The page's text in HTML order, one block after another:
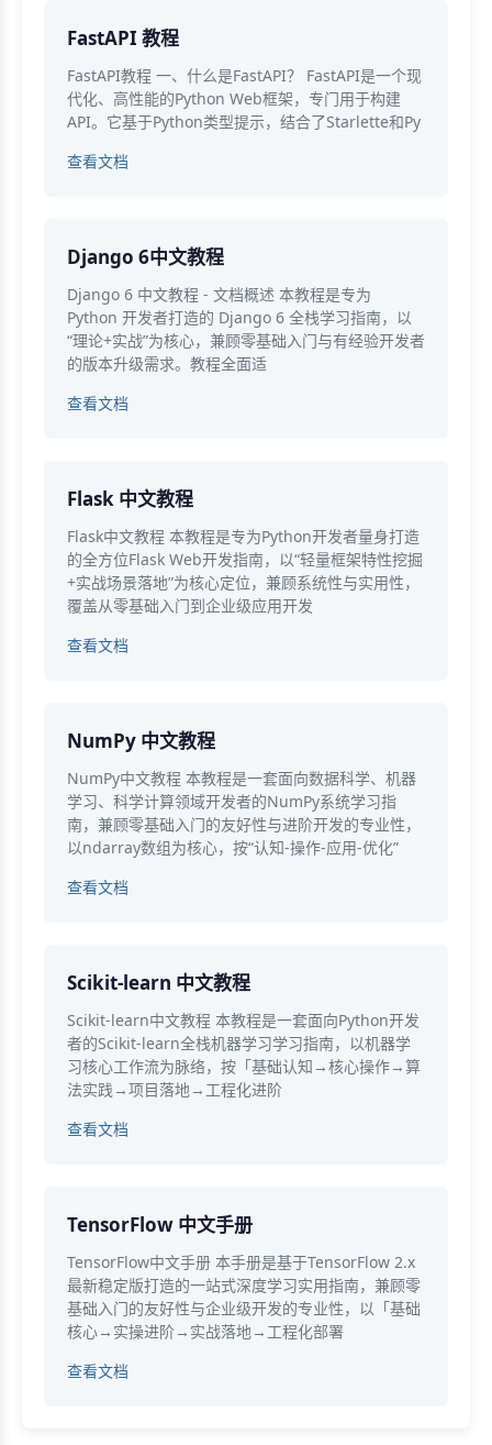
FastAPI 教程
FastAPI教程 一、什么是FastAPI？ FastAPI是一个现
代化、高性能的Python Web框架，专门用于构建
API。它基于Python类型提示，结合了Starlette和Py
查看文档
Django 6中文教程
Django 6 中文教程 - 文档概述 本教程是专为
Python 开发者打造的 Django 6 全栈学习指南，以
“理论+实战”为核心，兼顾零基础入门与有经验开发者
的版本升级需求。教程全面适
查看文档
Flask 中文教程
Flask中文教程 本教程是专为Python开发者量身打造
的全方位Flask Web开发指南，以“轻量框架特性挖掘
+实战场景落地”为核心定位，兼顾系统性与实用性，
覆盖从零基础入门到企业级应用开发
查看文档
NumPy 中文教程
NumPy中文教程 本教程是一套面向数据科学、机器
学习、科学计算领域开发者的NumPy系统学习指
南，兼顾零基础入门的友好性与进阶开发的专业性，
以ndarray数组为核心，按“认知-操作-应用-优化”
查看文档
Scikit-learn 中文教程
Scikit-learn中文教程 本教程是一套面向Python开发
者的Scikit-learn全栈机器学习学习指南，以机器学
习核心工作流为脉络，按「基础认知→核心操作→算
法实践→项目落地→工程化进阶
查看文档
TensorFlow 中文手册
TensorFlow中文手册 本手册是基于TensorFlow 2.x
最新稳定版打造的一站式深度学习实用指南，兼顾零
基础入门的友好性与企业级开发的专业性，以「基础
核心→实操进阶→实战落地→工程化部署
查看文档